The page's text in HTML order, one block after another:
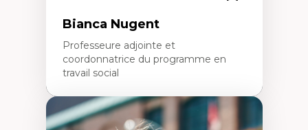
Bianca Nugent
Professeure adjointe et
coordonnatrice du programme en
travail social
Expertises